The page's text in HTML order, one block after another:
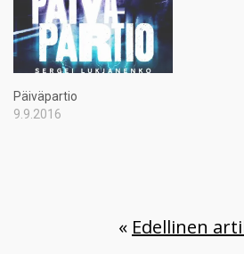
Päiväpartio
9.9.2016
« Edellinen